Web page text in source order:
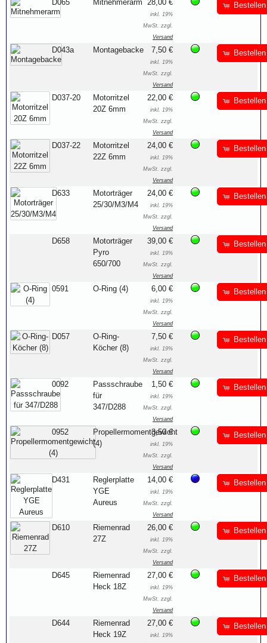
D065 Mitnehmerarm 28,00 €
inkl. 19%
MwSt. zzgl.
Versand
Bestellen
D043a Montagebacke 7,50 €
inkl. 19%
MwSt. zzgl.
Versand
Bestellen
D037-20
Motorritzel
20Z 6mm
22,00 €
inkl. 19%
MwSt. zzgl.
Versand
Bestellen
D037-22
Motorritzel
22Z 6mm
24,00 €
inkl. 19%
MwSt. zzgl.
Versand
Bestellen
D633
Motorträger
25/30/M3/M4
24,00 €
inkl. 19%
MwSt. zzgl.
Versand
Bestellen
D658
Motorträger
Pyro
650/700
39,00 €
inkl. 19%
MwSt. zzgl.
Versand
Bestellen
0591 O-Ring (4) 6,00 €
inkl. 19%
MwSt. zzgl.
Versand
Bestellen
D057
O-Ring-
Köcher (8)
7,50 €
inkl. 19%
MwSt. zzgl.
Versand
Bestellen
0092
Passschraube
für
347/D288
1,50 €
inkl. 19%
MwSt. zzgl.
Versand
Bestellen
0952
Propellermomentgewicht
(4)
3,50 €
inkl. 19%
MwSt. zzgl.
Versand
Bestellen
D431
Reglerplatte
YGE
Aureus
14,00 €
inkl. 19%
MwSt. zzgl.
Versand
Bestellen
D610
Riemenrad
27Z
26,00 €
inkl. 19%
MwSt. zzgl.
Versand
Bestellen
D645
Riemenrad
Heck 18Z
27,00 €
inkl. 19%
MwSt. zzgl.
Versand
Bestellen
D644
Riemenrad
Heck 19Z
27,00 €
inkl. 19%
Bestellen